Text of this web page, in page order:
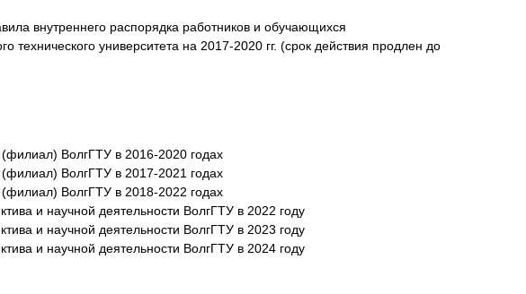
внутреннего распорядка работников и обучающихся
технического университета на 2017-2020 гг. (срок действия продлен до
ВолгГТУ в 2016-2020 годах
ВолгГТУ в 2017-2021 годах
ВолгГТУ в 2018-2022 годах
и научной деятельности ВолгГТУ в 2022 году
и научной деятельности ВолгГТУ в 2023 году
и научной деятельности ВолгГТУ в 2024 году